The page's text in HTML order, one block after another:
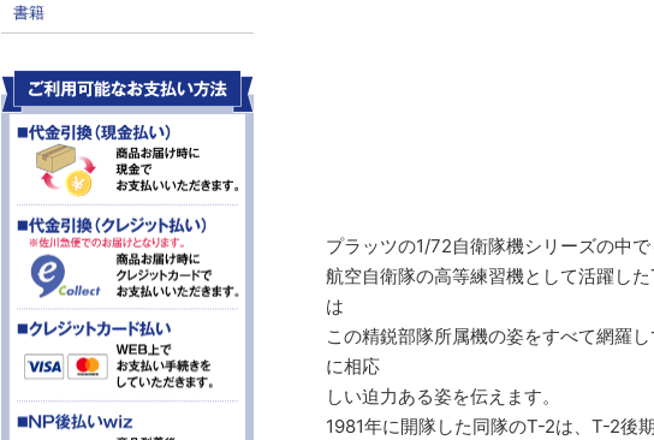
プラッツの1/72自衛隊機シリーズの中
航空自衛隊の高等練習機として活躍し
は
この精鋭部隊所属機の姿をすべて網羅
に相応
しい迫力ある姿を伝えます。
1981年に開隊した同隊のT-2は、T-2後
書籍